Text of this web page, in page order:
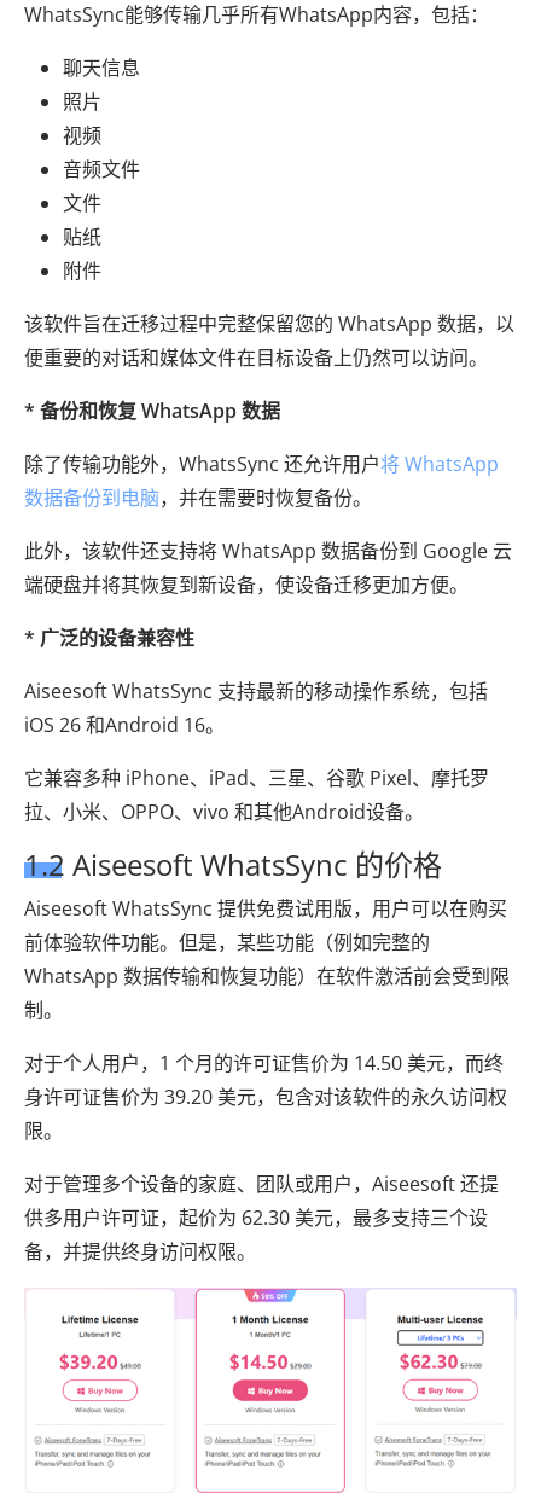
WhatsSync能够传输几乎所有WhatsApp内容，包括：
聊天信息
照片
视频
音频文件
文件
贴纸
附件
该软件旨在迁移过程中完整保留您的 WhatsApp 数据，以
便重要的对话和媒体文件在目标设备上仍然可以访问。
* 备份和恢复 WhatsApp 数据
除了传输功能外，WhatsSync 还允许用户将 WhatsApp
数据备份到电脑，并在需要时恢复备份。
此外，该软件还支持将 WhatsApp 数据备份到 Google 云
端硬盘并将其恢复到新设备，使设备迁移更加方便。
* 广泛的设备兼容性
Aiseesoft WhatsSync 支持最新的移动操作系统，包括
iOS 26 和Android 16。
它兼容多种 iPhone、iPad、三星、谷歌 Pixel、摩托罗
拉、小米、OPPO、vivo 和其他Android设备。
1.2 Aiseesoft WhatsSync 的价格
Aiseesoft WhatsSync 提供免费试用版，用户可以在购买
前体验软件功能。但是，某些功能（例如完整的
WhatsApp 数据传输和恢复功能）在软件激活前会受到限
制。
对于个人用户，1 个月的许可证售价为 14.50 美元，而终
身许可证售价为 39.20 美元，包含对该软件的永久访问权
限。
对于管理多个设备的家庭、团队或用户，Aiseesoft 还提
供多用户许可证，起价为 62.30 美元，最多支持三个设
备，并提供终身访问权限。